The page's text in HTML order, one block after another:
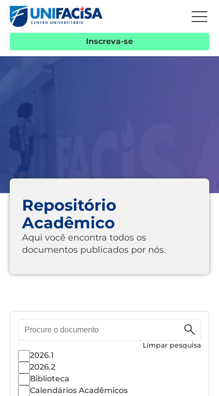
Inscreva-se
Repositório
Acadêmico
Aqui você encontra todos os
documentos publicados por nós.
de
Limpar pesquisa
2026.1
2026.2
Biblioteca
Calendários Acadêmicos